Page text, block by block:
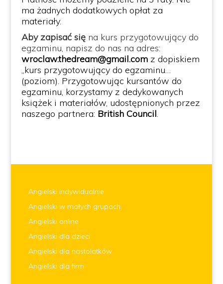
ma żadnych dodatkowych opłat za
materiały.
Aby zapisać się na kurs przygotowujący do
egzaminu, napisz do nas na adres:
wroclaw.thedream@gmail.comz dopiskiem
„kurs przygotowujący do egzaminu…
(poziom). Przygotowując kursantów do
egzaminu, korzystamy z dedykowanych
książek i materiałów, udostępnionych przez
naszego partnera: British Council.
Angielski indywidualnie
Angielski w małych grupach
Angielski online
Angielski dla dzieci
Angielski dla nastolatków
Angielski dla firm